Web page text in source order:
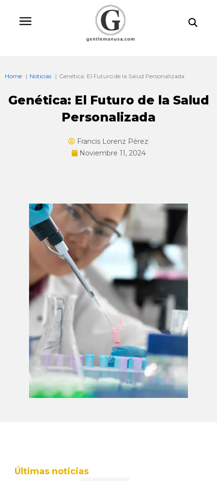
Home Noticias Genética: El Futuro de la Salud Personalizada
Genética: El Futuro de la Salud
Personalizada
Francis Lorenz Pérez
Noviembre 11, 2024
Últimas noticias